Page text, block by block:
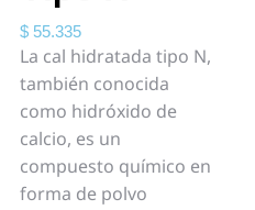
$ 55.335
La cal hidratada tipo N,
también conocida
como hidróxido de
calcio, es un
compuesto químico en
forma de polvo